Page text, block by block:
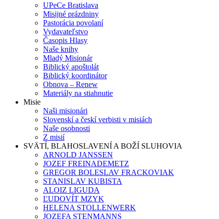
UPeCe Bratislava
Misijné prázdniny
Pastorácia povolaní
Vydavateľstvo
Časopis Hlasy
Naše knihy
Mladý Misionár
Biblický apoštolát
Biblický koordinátor
Obnova – Renew
Materiály na stiahnutie
Misie
Naši misionári
Slovenskí a českí verbisti v misiách
Naše osobnosti
Z misií
SVÄTÍ, BLAHOSLAVENÍ A BOŽÍ SLUHOVIA
ARNOLD JANSSEN
JOZEF FREINADEMETZ
GREGOR BOLESLAV FRACKOVIAK
STANISLAV KUBISTA
ALOIZ LIGUDA
ĽUDOVÍT MZYK
HELENA STOLLENWERK
JOZEFA STENMANNS